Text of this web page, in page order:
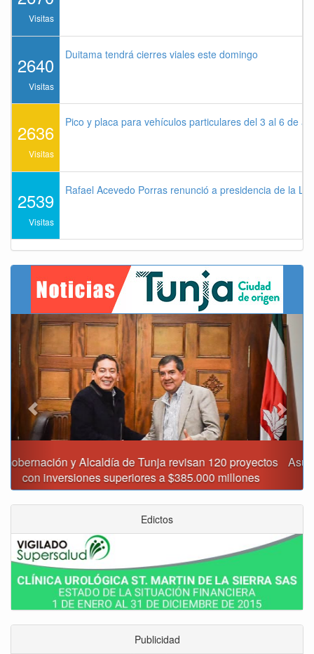
Visitas
2640
Visitas
Duitama tendrá cierres viales este domingo
2636
Visitas
Pico y placa para vehículos particulares del 3 al 6 de
2539
Visitas
Rafael Acevedo Porras renunció a presidencia de la
Asumió funciones nuevo secretario de Medio Ambiente de
Tunja
Previous Next
Edictos
Publicidad